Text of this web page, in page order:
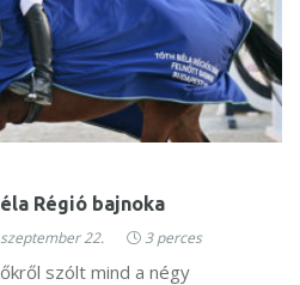
Régió bajnoka
22. 3 perces
szólt mind a négy